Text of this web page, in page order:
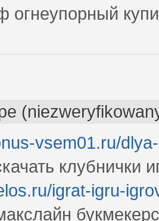
огнеупорный
vsem01.ru/
клубнички
igrat-igru-